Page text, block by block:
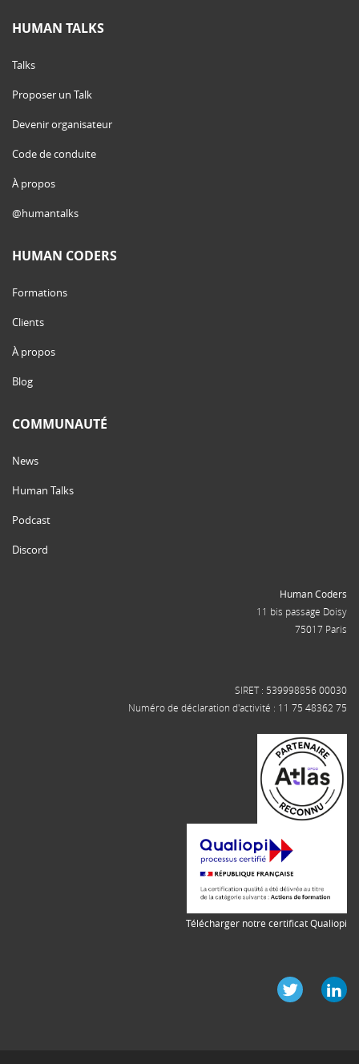
HUMAN TALKS
Talks
Proposer un Talk
Devenir organisateur
Code de conduite
À propos
@humantalks
HUMAN CODERS
Formations
Clients
À propos
Blog
COMMUNAUTÉ
News
Human Talks
Podcast
Discord
Human Coders
11 bis passage Doisy
75017 Paris
SIRET : 539998856 00030
Numéro de déclaration d'activité : 11 75 48362 75
Télécharger notre certificat Qualiopi